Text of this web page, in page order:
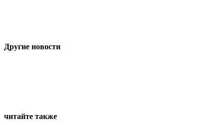
Другие новости
читайте также